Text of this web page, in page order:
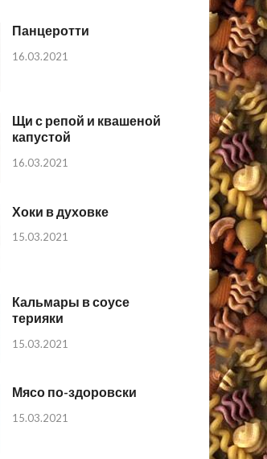
Панцеротти
16.03.2021
Щи с репой и квашеной
капустой
16.03.2021
Хоки в духовке
15.03.2021
Кальмары в соусе
терияки
15.03.2021
Мясо по-здоровски
15.03.2021